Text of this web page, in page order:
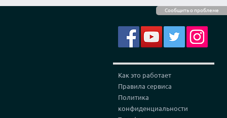
Сообщить о проблеме
Как это работает
Правила сервиса
Политика
конфиденциальности